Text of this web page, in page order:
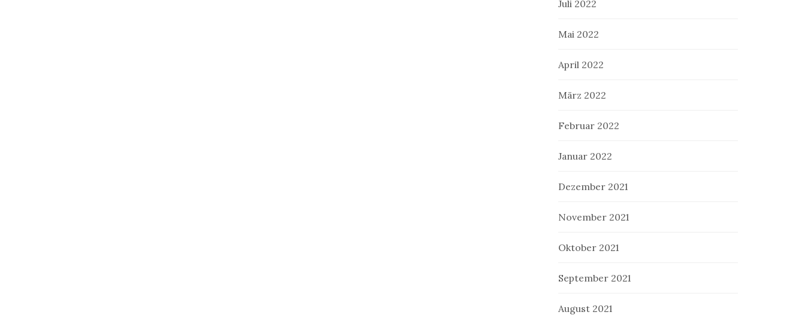
Juli 2022
Mai 2022
April 2022
März 2022
Februar 2022
Januar 2022
Dezember 2021
November 2021
Oktober 2021
September 2021
August 2021